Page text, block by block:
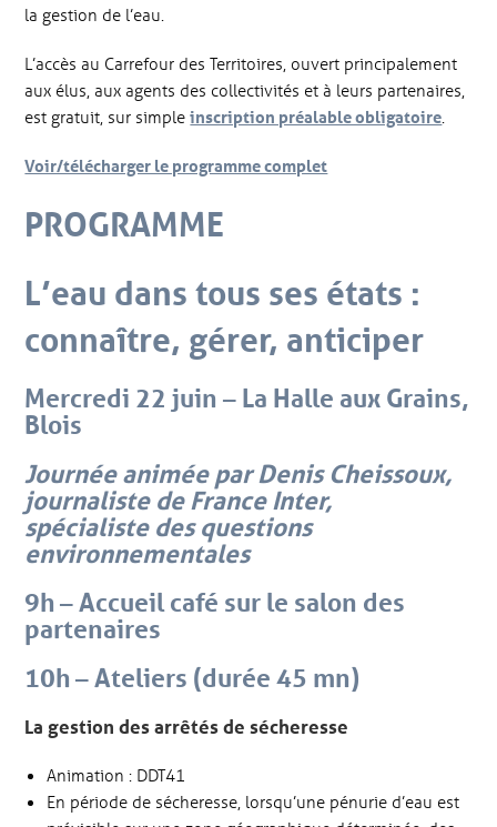
la gestion de l’eau.
L’accès au Carrefour des Territoires, ouvert principalement
aux élus, aux agents des collectivités et à leurs partenaires,
est gratuit, sur simpleinscription préalable obligatoire.
Voir/télécharger le programme complet
PROGRAMME
L’eau dans tous ses états :
connaître, gérer, anticiper
Mercredi 22 juin – La Halle aux Grains,
Blois
Journée animée parDenis Cheissoux,
journaliste de France Inter,
spécialiste des questions
environnementales
9h – Accueil café sur le salon des
partenaires
10h – Ateliers (durée 45 mn)
La gestion des arrêtés de sécheresse
Animation : DDT41
En période de sécheresse, lorsqu’une pénurie d’eau est